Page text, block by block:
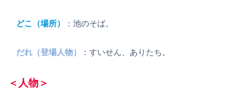
どこ（場所） ：池のそば。
だれ（登場人物） ：すいせん、ありたち。
＜人物＞